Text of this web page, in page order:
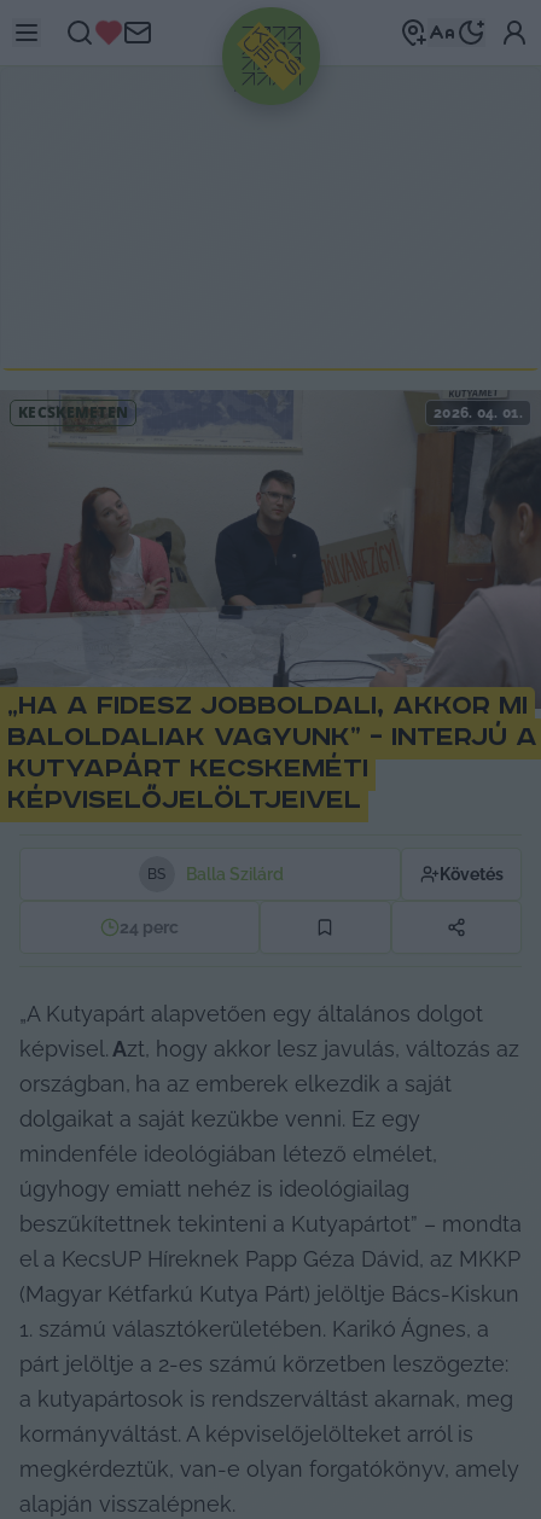
HIRDETÉS
KECSKEMÉTEN 2026. 04. 01.
„Ha a Fidesz jobboldali, akkor mi
baloldaliak vagyunk” – interjú a
Kutyapárt kecskeméti
képviselőjelöltjeivel
BS Balla Szilárd Követés
24 perc
„A Kutyapárt alapvetően egy általános dolgot
képvisel. Azt, hogy akkor lesz javulás, változás az
országban, ha az emberek elkezdik a saját
dolgaikat a saját kezükbe venni. Ez egy
mindenféle ideológiában létező elmélet,
úgyhogy emiatt nehéz is ideológiailag
beszűkítettnek tekinteni a Kutyapártot” – mondta
el a KecsUP Híreknek Papp Géza Dávid, az MKKP
(Magyar Kétfarkú Kutya Párt) jelöltje Bács-Kiskun
1. számú választókerületében. Karikó Ágnes, a
párt jelöltje a 2-es számú körzetben leszögezte:
a kutyapártosok is rendszerváltást akarnak, meg
kormányváltást. A képviselőjelölteket arról is
megkérdeztük, van-e olyan forgatókönyv, amely
alapján visszalépnek.